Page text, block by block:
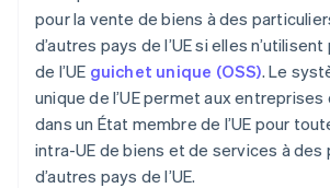
pour la vente de biens à des
d’autres pays de l’UE si elles
de l’UE guichet unique (OSS). Le
unique de l’UE permet aux entreprises
dans un État membre de l’UE pour
intra-UE de biens et de services à des
d’autres pays de l’UE.